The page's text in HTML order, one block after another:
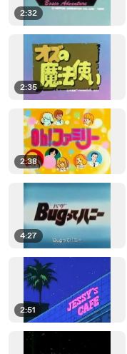
2:32
2:35
2:38
4:27
2:51